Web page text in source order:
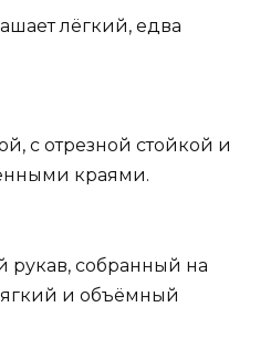
лёгкий, едва
с отрезной стойкой и
краями.
собранный на
и объёмный